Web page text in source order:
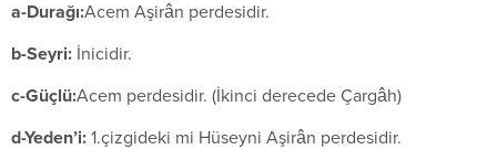
a-Durağı:Acem Aşirân perdesidir.
b-Seyri: İnicidir.
c-Güçlü:Acem perdesidir. (İkinci derecede Çargâh)
d-Yeden’i: 1.çizgideki mi Hüseyni Aşirân perdesidir.